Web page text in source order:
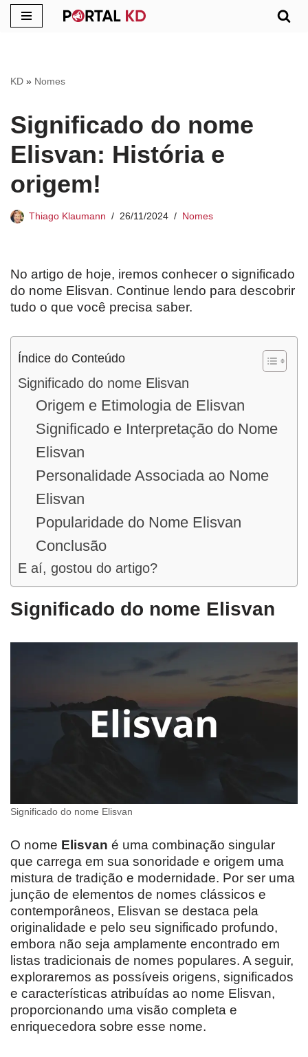
conteúdo
KD » Nomes
Significado do nome
Elisvan: História e
origem!
Thiago Klaumann 26/11/2024 Nomes
No artigo de hoje, iremos conhecer o significado
do nome Elisvan. Continue lendo para descobrir
tudo o que você precisa saber.
Índice do Conteúdo
Significado do nome Elisvan
Origem e Etimologia de Elisvan
Significado e Interpretação do Nome
Elisvan
Personalidade Associada ao Nome
Elisvan
Popularidade do Nome Elisvan
Conclusão
E aí, gostou do artigo?
Significado do nome Elisvan
Significado do nome Elisvan
O nome Elisvan é uma combinação singular
que carrega em sua sonoridade e origem uma
mistura de tradição e modernidade. Por ser uma
junção de elementos de nomes clássicos e
contemporâneos, Elisvan se destaca pela
originalidade e pelo seu significado profundo,
embora não seja amplamente encontrado em
listas tradicionais de nomes populares. A seguir,
exploraremos as possíveis origens, significados
e características atribuídas ao nome Elisvan,
proporcionando uma visão completa e
enriquecedora sobre esse nome.